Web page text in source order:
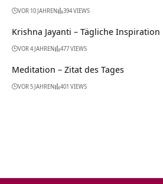
VOR 10 JAHREN 394 VIEWS
Krishna Jayanti – Tägliche Inspiration
VOR 4 JAHREN 477 VIEWS
Meditation – Zitat des Tages
VOR 5 JAHREN 401 VIEWS